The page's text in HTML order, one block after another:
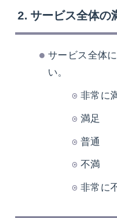
2. サービス全体の
サービス全体
い。
非常に
満足
普通
不満
非常に